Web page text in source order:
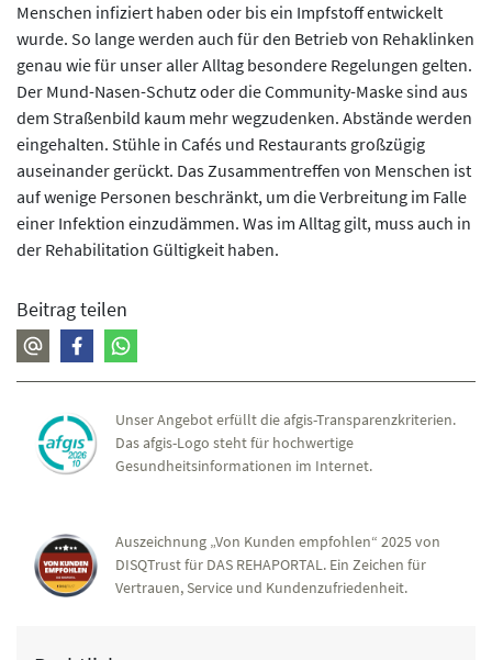
Menschen infiziert haben oder bis ein Impfstoff entwickelt
wurde. So lange werden auch für den Betrieb von Rehaklinken
genau wie für unser aller Alltag besondere Regelungen gelten.
Der Mund-Nasen-Schutz oder die Community-Maske sind aus
dem Straßenbild kaum mehr wegzudenken. Abstände werden
eingehalten. Stühle in Cafés und Restaurants großzügig
auseinander gerückt. Das Zusammentreffen von Menschen ist
auf wenige Personen beschränkt, um die Verbreitung im Falle
einer Infektion einzudämmen. Was im Alltag gilt, muss auch in
der Rehabilitation Gültigkeit haben.
Beitrag teilen
Unser Angebot erfüllt die afgis-Transparenzkriterien.
Das afgis-Logo steht für hochwertige
Gesundheitsinformationen im Internet.
Auszeichnung „Von Kunden empfohlen“ 2025 von
DISQTrust für DAS REHAPORTAL. Ein Zeichen für
Vertrauen, Service und Kundenzufriedenheit.